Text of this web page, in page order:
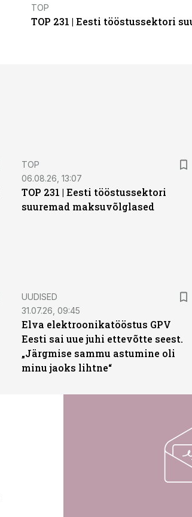
TOP
TOP 231 | Eesti tööstussektori
TOP
06.08.26, 13:07
TOP 231 | Eesti tööstussektori
suuremad maksuvõlglased
UUDISED
31.07.26, 09:45
Elva elektroonikatööstus GPV
Eesti sai uue juhi ettevõtte seest.
„Järgmise sammu astumine oli
minu jaoks lihtne“